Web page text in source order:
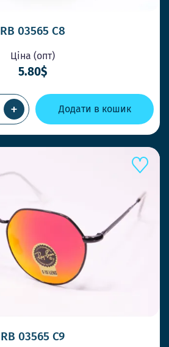
RB 03565 C8
Ціна (опт)
5.80$
+ Додати в кошик
RB 03565 C9